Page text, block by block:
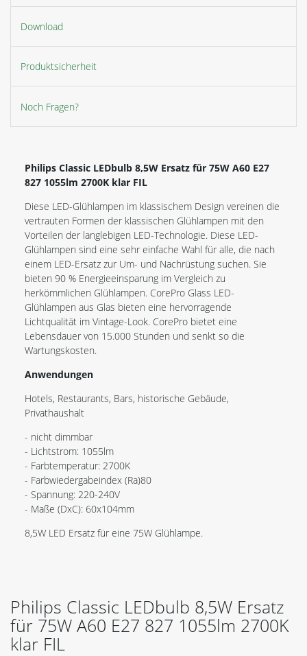
Download
Produktsicherheit
Noch Fragen?
Philips Classic LEDbulb 8,5W Ersatz für 75W A60 E27
827 1055lm 2700K klar FIL
Diese LED-Glühlampen im klassischem Design vereinen die
vertrauten Formen der klassischen Glühlampen mit den
Vorteilen der langlebigen LED-Technologie. Diese LED-
Glühlampen sind eine sehr einfache Wahl für alle, die nach
einem LED-Ersatz zur Um- und Nachrüstung suchen. Sie
bieten 90 % Energieeinsparung im Vergleich zu
herkömmlichen Glühlampen. CorePro Glass LED-
Glühlampen aus Glas bieten eine hervorragende
Lichtqualität im Vintage-Look. CorePro bietet eine
Lebensdauer von 15.000 Stunden und senkt so die
Wartungskosten.
Anwendungen
Hotels, Restaurants, Bars, historische Gebäude,
Privathaushalt
- nicht dimmbar
- Lichtstrom: 1055lm
- Farbtemperatur: 2700K
- Farbwiedergabeindex (Ra)80
- Spannung: 220-240V
- Maße (DxC): 60x104mm
8,5W LED Ersatz für eine 75W Glühlampe.
Philips Classic LEDbulb 8,5W Ersatz
für 75W A60 E27 827 1055lm 2700K
klar FIL